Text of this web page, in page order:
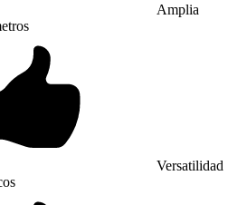
Amplia
Versatilidad